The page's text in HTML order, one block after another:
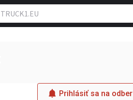
Prihlásiť sa na odber